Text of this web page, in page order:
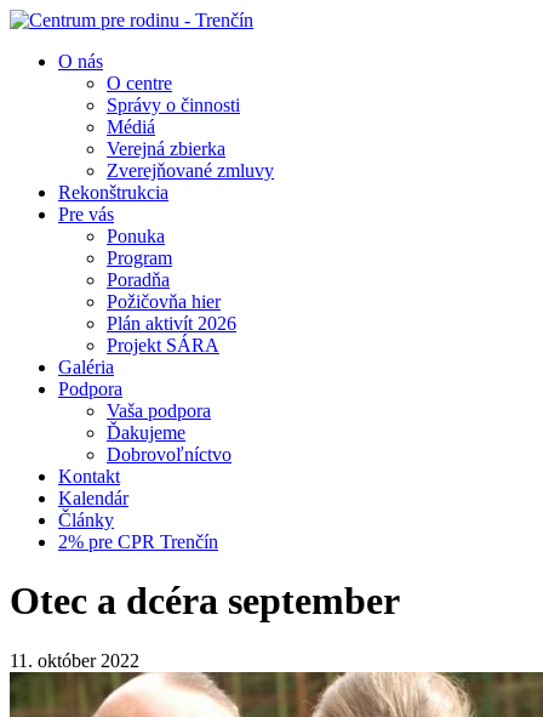
O nás
O centre
Správy o činnosti
Médiá
Verejná zbierka
Zverejňované zmluvy
Rekonštrukcia
Pre vás
Ponuka
Program
Poradňa
Požičovňa hier
Plán aktivít 2026
Projekt SÁRA
Galéria
Podpora
Vaša podpora
Ďakujeme
Dobrovoľníctvo
Kontakt
Kalendár
Články
2% pre CPR Trenčín
Otec a dcéra september
11. október 2022